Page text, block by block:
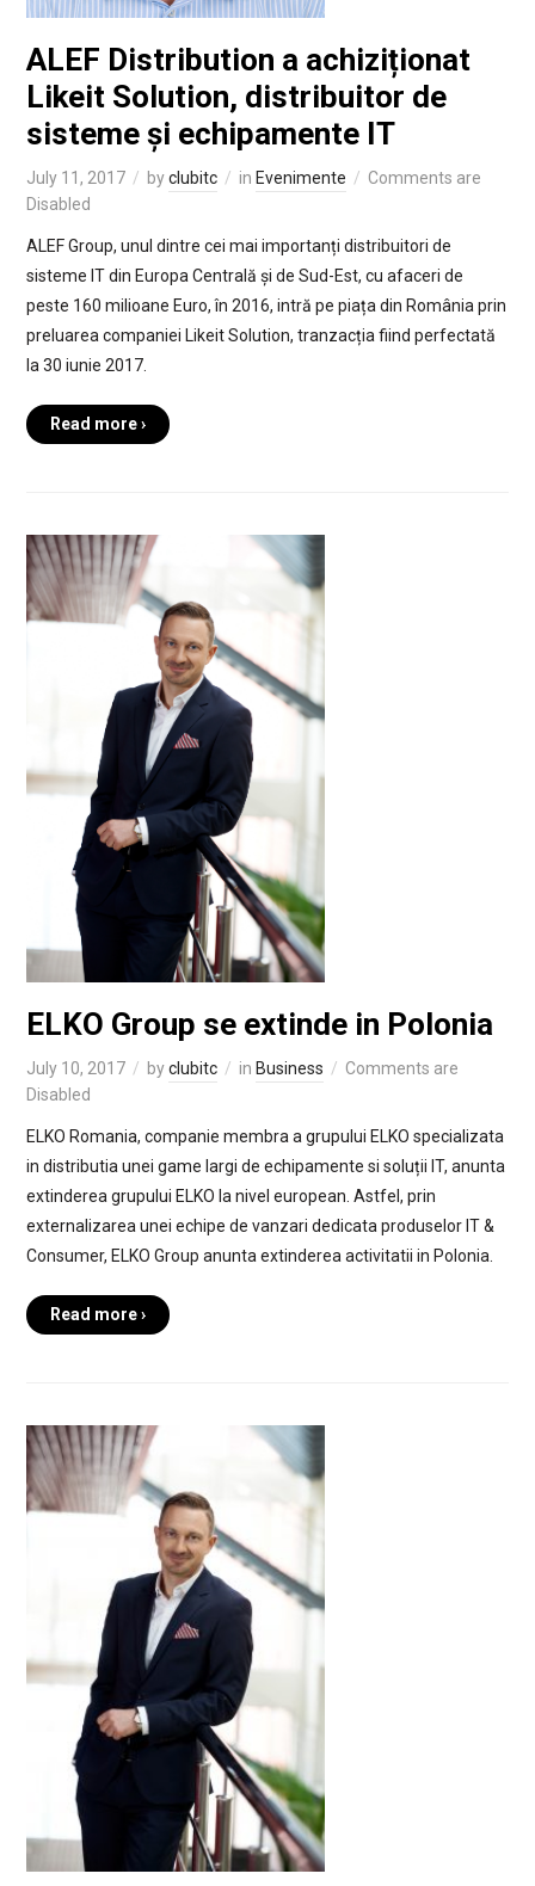
ALEF Distribution a achiziționat
Likeit Solution, distribuitor de
sisteme și echipamente IT
July 11, 2017 byclubitc in Evenimente
Comments are
Disabled
ALEF Group, unul dintre cei mai importanți distribuitori de
sisteme IT din Europa Centrală și de Sud-Est, cu afaceri de
peste 160 milioane Euro, în 2016, intră pe piața din România prin
preluarea companiei Likeit Solution, tranzacția fiind perfectată
la 30 iunie 2017.
Read more ›
ELKO Group se extinde in Polonia
July 10, 2017 byclubitc in Business
Comments are
Disabled
ELKO Romania, companie membra a grupului ELKO specializata
in distributia unei game largi de echipamente si soluții IT, anunta
extinderea grupului ELKO la nivel european. Astfel, prin
externalizarea unei echipe de vanzari dedicata produselor IT &
Consumer, ELKO Group anunta extinderea activitatii in Polonia.
Read more ›